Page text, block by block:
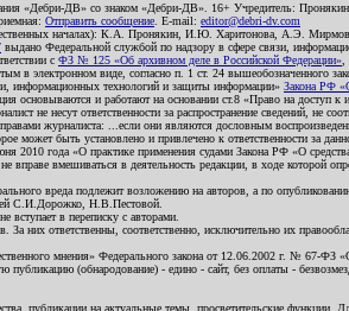
«Дебри-ДВ» со знаком «Дебри-ДВ». 16+ Учредитель:
Отправить сообщение . E-mail: editor@debri-dv.com
общественных началах): К.А. Пронякин, И.Ю. Харитонова,
выдано Федеральной службой по надзору в сфере связи,
с ФЗ № 125 «Об архивном деле в Российской Федерации»
в электронном виде, согласно п. 1 ст. 24 вышеобозначенного
информационных технологий и защиты информации» Закона РФ
основываются и работают на основании ст.8 «Право на доступ
не несут ответственности за распространение сведений, не
журналиста: ...если они являются дословным
может быть установлено и привлечено к ответственности за
года «О практике применения судами Закона РФ «О
вмешиваться в деятельность редакции, в ходе которой
вреда подлежит возложению на авторов, а по
С.И.Дорожко, Н.В.Пестовой.
вступает в переписку с авторами.
За них ответственны, соответственно, исключительно их
мнения» Федерального закона от 12.06.2002 г. № 67-ФЗ
(обнародование) - едино - сайт, без оплаты -
публикации на актуальные темы, просветительские